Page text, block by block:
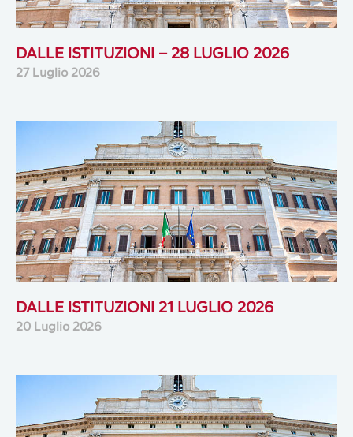
DALLE ISTITUZIONI – 28 LUGLIO 2026
27 Luglio 2026
DALLE ISTITUZIONI 21 LUGLIO 2026
20 Luglio 2026